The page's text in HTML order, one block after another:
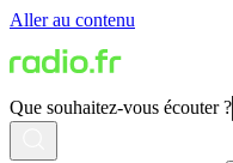
Aller au contenu
Que souhaitez-vous écouter ?